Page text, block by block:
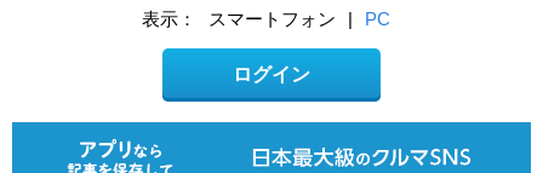
表示： スマートフォン | PC
ログイン